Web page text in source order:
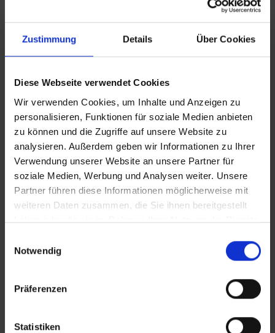
Zustimmung Details Über Cookies
Diese Webseite verwendet Cookies
Wir verwenden Cookies, um Inhalte und Anzeigen zu
personalisieren, Funktionen für soziale Medien anbieten
zu können und die Zugriffe auf unsere Website zu
analysieren. Außerdem geben wir Informationen zu Ihrer
Verwendung unserer Website an unsere Partner für
soziale Medien, Werbung und Analysen weiter. Unsere
Partner führen diese Informationen möglicherweise mit
weiteren Daten zusammen, die Sie ihnen bereitgestellt
haben oder die sie im Rahmen Ihrer Nutzung der Dienste
Notwendig
Präferenzen
Statistiken
KONTAKT
WeserBergland Immobilien
Portastraße 36
32457 Porta Westfalica
Tel.:0571 - 597 265 17
Web: www.wb-immobilien.de